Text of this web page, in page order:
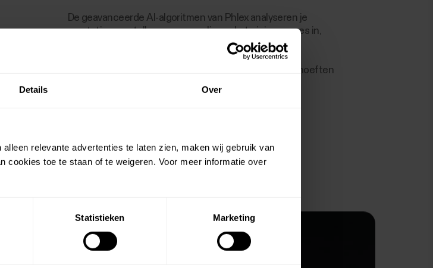
Details Over
relevante advertenties te laten zien, maken wij gebruik van
cookies toe te staan of te weigeren. Voor meer informatie over
Statistieken Marketing
De geavanceerde AI-algoritmen van Phlex analyseren je
prestaties en stellen gepersonaliseerde trainingszones in,
zodat je zoveel mogelijk uit elke sessie kunt halen.
Optimaliseer je techniek en zoek je grenzen op met
gegevensgestuurde inzichten die precies bij jouw behoeften